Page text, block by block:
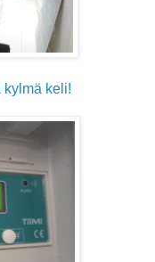
kylmä keli!